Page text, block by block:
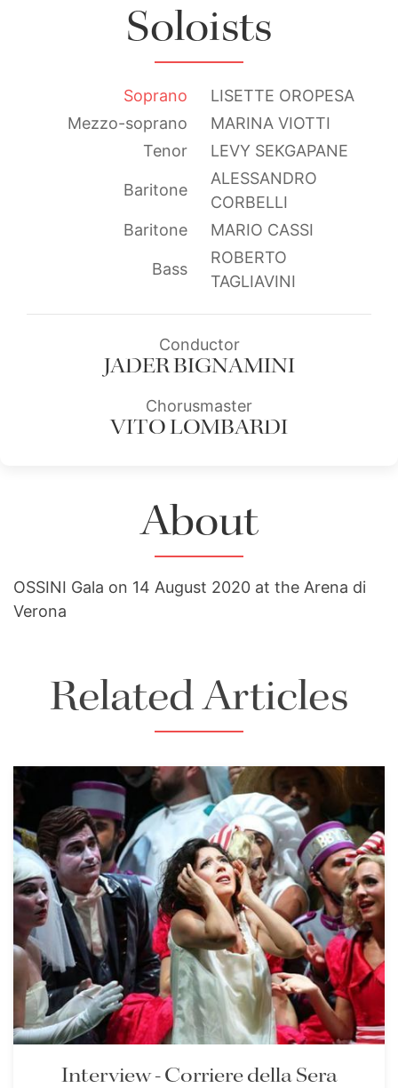
Soloists
Soprano
LISETTE OROPESA
Mezzo-soprano
MARINA VIOTTI
Tenor
LEVY SEKGAPANE
Baritone
ALESSANDRO
CORBELLI
Baritone
MARIO CASSI
Bass
ROBERTO
TAGLIAVINI
Conductor
JADER BIGNAMINI
Chorusmaster
VITO LOMBARDI
About
OSSINI Gala on 14 August 2020 at the Arena di
Verona
Related Articles
Interview - Corriere della Sera